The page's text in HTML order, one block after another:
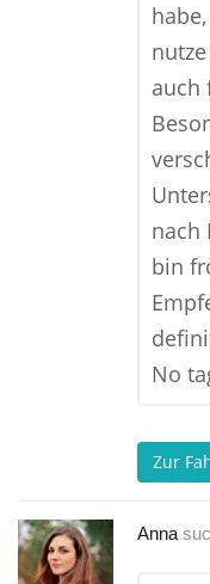
auch
nach
bin
No
Zur
Anna